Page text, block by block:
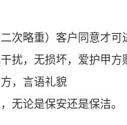
次略重）客户同意才可
扰，无损坏，爱护甲方
，言语礼貌
无论是保安还是保洁。